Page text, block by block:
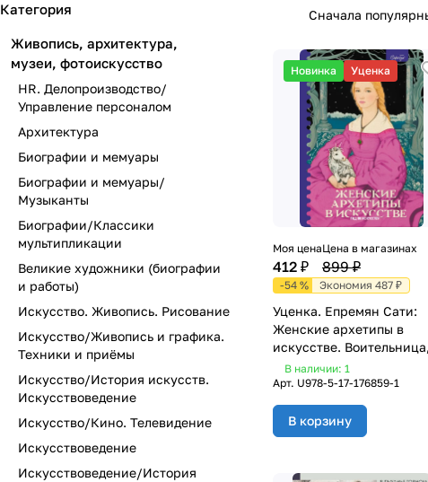
Сначала
Новинка Уценка
Моя цена
412 ₽
Цена в магазинах
899 ₽
-54 % Экономия 487 ₽
Уценка. Епремян Сати:
Женские архетипы в
искусстве. Воительница,
мать, обольстительница
В наличии: 1
Арт. U978-5-17-176859-1
В корзину
Категория
Живопись, архитектура,
музеи, фотоискусство
HR. Делопроизводство/
Управление персоналом
Архитектура
Биографии и мемуары
Биографии и мемуары/
Музыканты
Биографии/Классики
мультипликации
Великие художники (биографии
и работы)
Искусство. Живопись. Рисование
Искусство/Живопись и графика.
Техники и приёмы
Искусство/История искусств.
Искусствоведение
Искусство/Кино. Телевидение
Искусствоведение
Искусствоведение/История